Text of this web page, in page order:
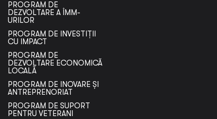
PROGRAM DE
DEZVOLTARE A ÎMM-
URILOR
PROGRAM DE INVESTIȚII
CU IMPACT
PROGRAM DE
DEZVOLTARE ECONOMICĂ
LOCALĂ
PROGRAM DE INOVARE ȘI
ANTREPRENORIAT
PROGRAM DE SUPORT
PENTRU VETERANI